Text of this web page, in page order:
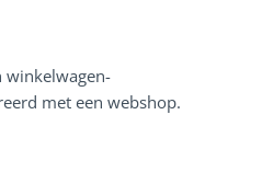
winkelwagen-
met een webshop.